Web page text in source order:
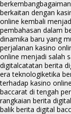
berkembang
berkaitan dengan
online kembali
pembahasan dalam
dinamika baru yang
perjalanan kasino
online menjadi salah
digitalcatatan berita
era teknologiketika
terhadap kasino online
baccarat di tengah
rangkaian berita
balik berita digital